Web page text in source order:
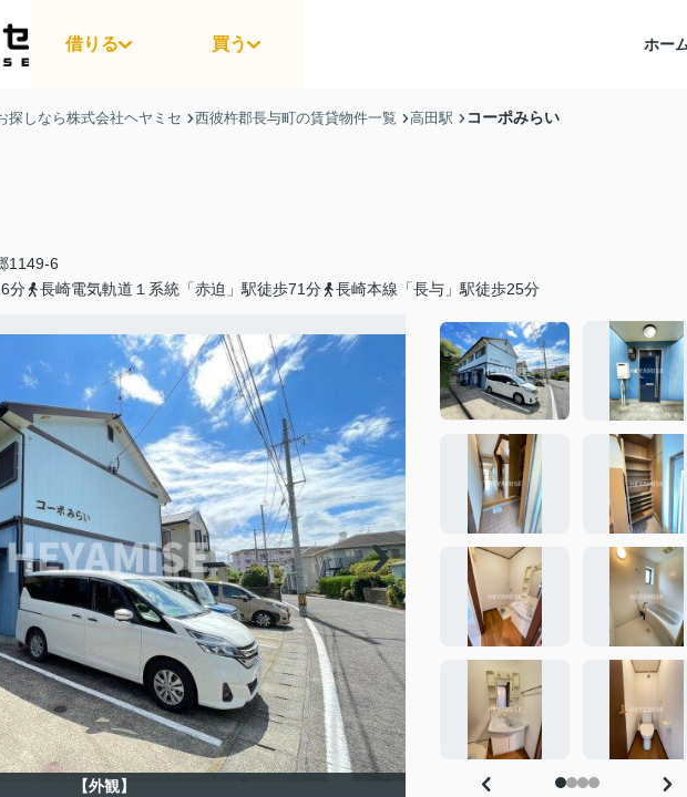
借りる 買う ホー
探しなら株式会社ヘヤミセ 西彼杵郡長与町の賃貸物件一覧 高田駅 コーポみらい
1149-6
分
長崎電気軌道１系統「赤迫」駅徒歩71分 長崎本線「長与」駅徒歩25分
【外観】